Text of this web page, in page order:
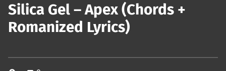
Silica Gel – Apex (Chords +
Romanized Lyrics)